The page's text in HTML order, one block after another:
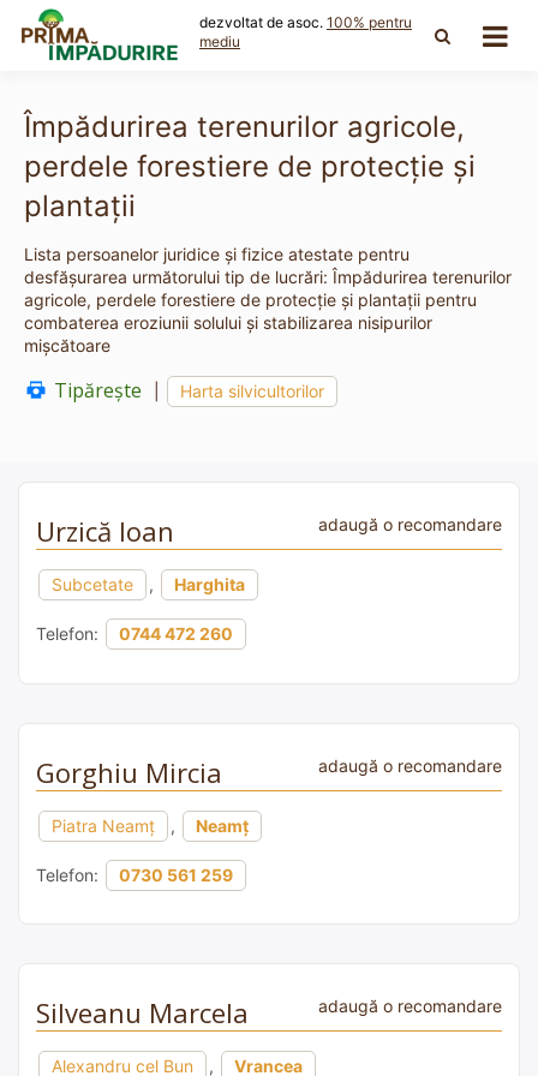
content
dezvoltat de asoc. 100% pentru
mediu
Împădurirea terenurilor agricole,
perdele forestiere de protecţie şi
plantaţii
Lista persoanelor juridice și fizice atestate pentru
desfășurarea următorului tip de lucrări: Împădurirea terenurilor
agricole, perdele forestiere de protecţie şi plantaţii pentru
combaterea eroziunii solului şi stabilizarea nisipurilor
mişcătoare
Tipărește Harta silvicultorilor
Urzică Ioan adaugă o recomandare
Subcetate , Harghita
Telefon: 0744 472 260
Gorghiu Mircia adaugă o recomandare
Piatra Neamț , Neamț
Telefon: 0730 561 259
Silveanu Marcela adaugă o recomandare
Alexandru cel Bun , Vrancea